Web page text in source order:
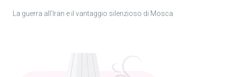
La guerra all’Iran e il vantaggio silenzioso di Mosca